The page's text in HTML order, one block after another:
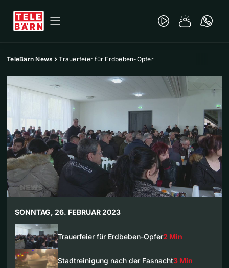
TeleBärn News Trauerfeier für Erdbeben-Opfer
SONNTAG, 26. FEBRUAR 2023
Trauerfeier für Erdbeben-Opfer2 Min
Stadtreinigung nach der Fasnacht3 Min